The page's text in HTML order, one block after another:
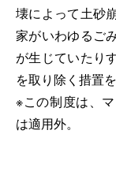
壊によって土砂
家がいわゆるご
が生じていたり
を取り除く措置
※この制度は、
は適用外。